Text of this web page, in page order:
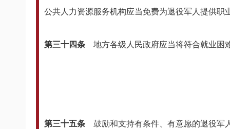
公共人力资源服务机构应当免费为退役军人提供职
第三十四条 地方各级人民政府应当将符合就业困
第三十五条 鼓励和支持有条件、有意愿的退役军